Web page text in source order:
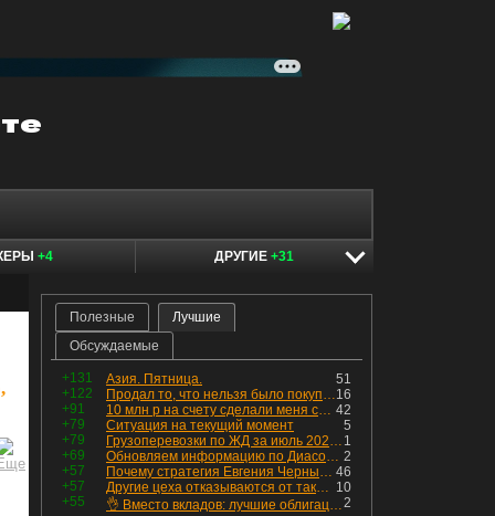
+4 ДРУГИЕ +31
Полезные
Лучшие
Обсуждаемые
+131 51
Азия. Пятница.
+122
16
Продал то, что нельзя было покупать. Изменения в портфеле
+91
42
10 млн р на счету сделали меня счастливым? Ожидание vs Реальность!
+79
5
Ситуация на текущий момент
+79
1
Грузоперевозки по ЖД за июль 2026 г. — четвёртый месяц подряд роста, чёрные металлы на уровне прошлого года, а каменный уголь в плюсе.
+69
2
Обновляем информацию по Диасофту: дивиденды и выкуп
+57
46
Почему стратегия Евгения Черных приведет вас к убыткам в 2026 году
+57
10
Другие цеха отказываются от таких деталей — а мы построили на них производство с оборотом 70 млн
+55
2
👌 Вместо вкладов: лучшие облигации — только супер надёжные